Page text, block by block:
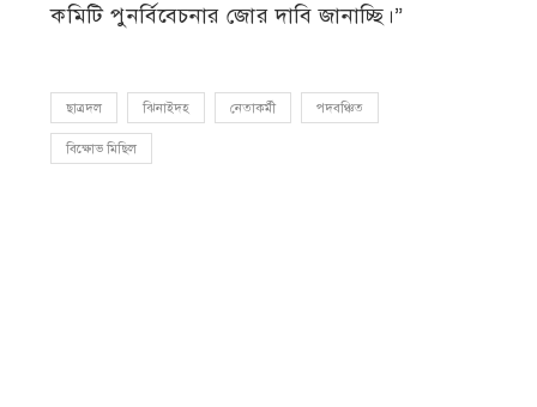
কমিটি পুনর্বিবেচনার জোর দাবি জানাচ্ছি।”
ছাত্রদল ঝিনাইদহ নেতাকর্মী পদবঞ্চিত
বিক্ষোভ মিছিল